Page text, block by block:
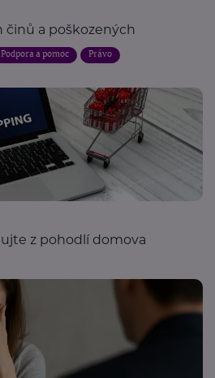
činů a poškozených
Podpora a pomoc Právo
z pohodlí domova